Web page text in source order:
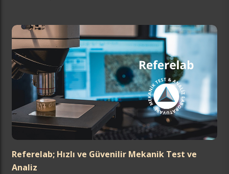
Referelab; Hızlı ve Güvenilir Mekanik Test ve
Analiz